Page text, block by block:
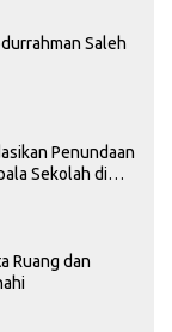
Saleh
Penundaan
Sekolah di
Ruang dan